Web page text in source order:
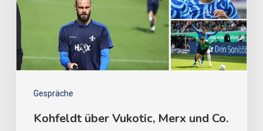
Gespräche
Kohfeldt über Vukotic, Merx und Co.